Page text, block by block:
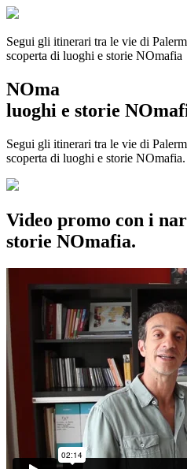
Segui gli itinerari tra le vie di
scoperta di luoghi e storie NOmafia
NOma
luoghi e storie
Segui gli itinerari tra le vie di
scoperta di luoghi e storie NOmafia.
Video promo con i
storie NOmafia.